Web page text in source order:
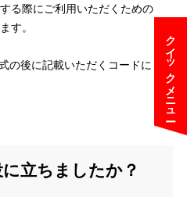
クイックメニュー
る際にご利用いただくための
す。
の後に記載いただくコードに
立ちましたか？